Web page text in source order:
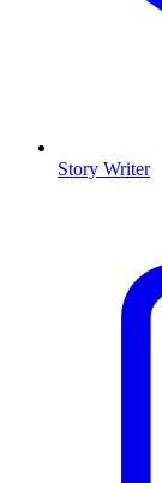
Story Writer